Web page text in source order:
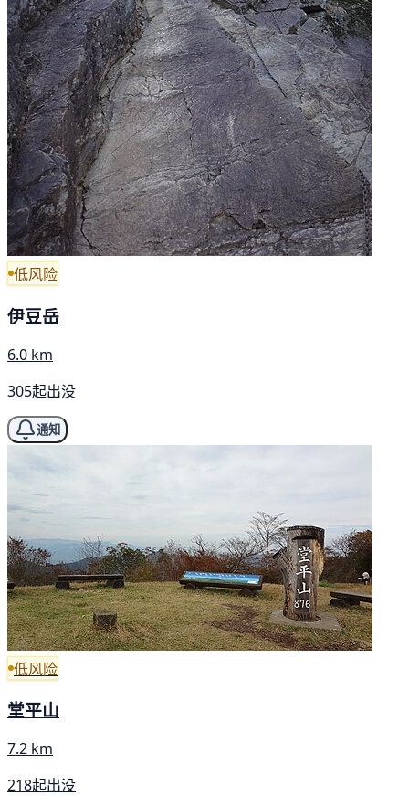
低风险
伊豆岳
6.0 km
305起出没
通知
低风险
堂平山
7.2 km
218起出没